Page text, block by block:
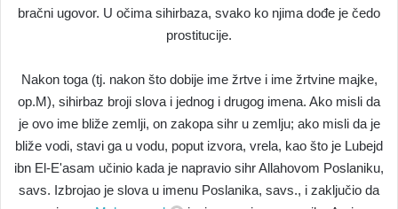
bračni ugovor. U očima sihirbaza, svako ko njima dođe je čedo
prostitucije.
Nakon toga (tj. nakon što dobije ime žrtve i ime žrtvine majke,
op.M), sihirbaz broji slova i jednog i drugog imena. Ako misli da
je ovo ime bliže zemlji, on zakopa sihr u zemlju; ako misli da je
bliže vodi, stavi ga u vodu, poput izvora, vrela, kao što je Lubejd
ibn El-E'asam učinio kada je napravio sihr Allahovom Poslaniku,
savs. Izbrojao je slova u imenu Poslanika, savs., i zaključio da